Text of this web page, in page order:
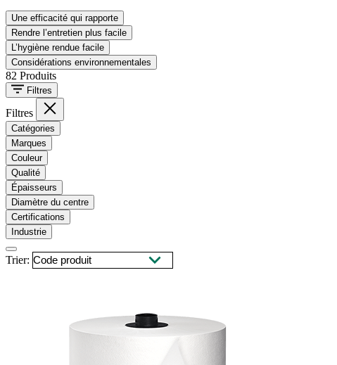
Une efficacité qui rapporte
Rendre l’entretien plus facile
L’hygiène rendue facile
Considérations environnementales
82 Produits
Filtres
Filtres
Catégories
Marques
Couleur
Qualité
Épaisseurs
Diamètre du centre
Certifications
Industrie
Trier: